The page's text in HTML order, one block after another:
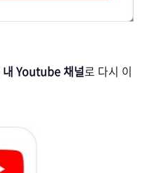
내 Youtube 채널로 다시 이